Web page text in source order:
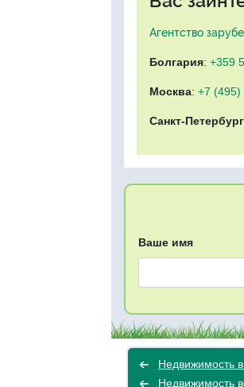
Агентство
Болгария: +359
Москва: +7 (495)
Санкт-Петербург
Ваше имя
Недвижимость
Недвижимость